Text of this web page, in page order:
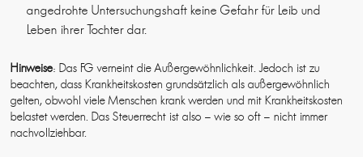
angedrohte Untersuchungshaft keine Gefahr für Leib und
Leben ihrer Tochter dar.
Hinweise: Das FG verneint die Außergewöhnlichkeit. Jedoch ist zu
beachten, dass Krankheitskosten grundsätzlich als außergewöhnlich
gelten, obwohl viele Menschen krank werden und mit Krankheitskosten
belastet werden. Das Steuerrecht ist also – wie so oft – nicht immer
nachvollziehbar.